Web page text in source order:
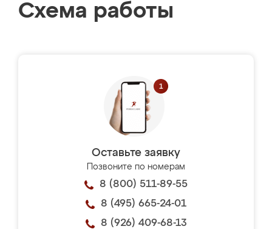
Схема работы
Оставьте заявку
Позвоните по номерам
8 (800) 511-89-55
8 (495) 665-24-01
8 (926) 409-68-13